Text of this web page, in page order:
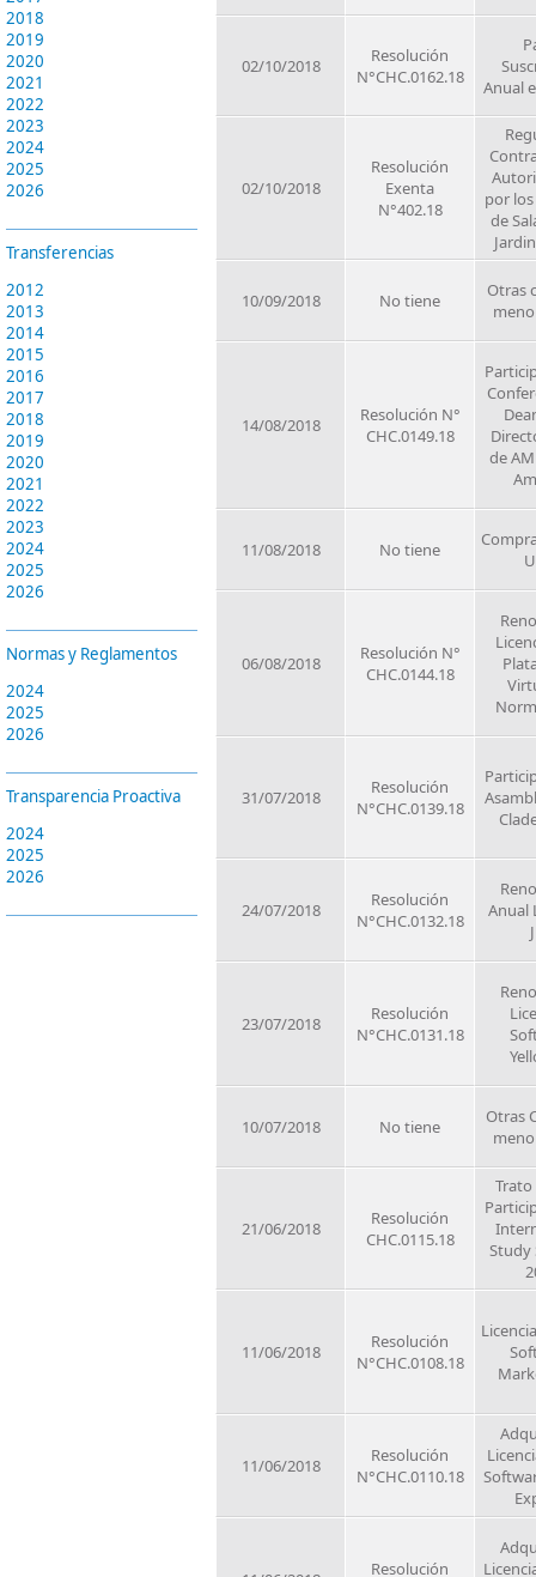
2018
2019
2020
2021
2022
2023
2024
2025
2026
Transferencias
2012
2013
2014
2015
2016
2017
2018
2019
2020
2021
2022
2023
2024
2025
2026
Normas y Reglamentos
2024
2025
2026
Transparencia Proactiva
2024
2025
2026
02/10/2018
Resolución
N°CHC.0162.18
Anual
02/10/2018
Resolución
Exenta
N°402.18
por
de
10/09/2018 No tiene
Otras
14/08/2018
Resolución N°
CHC.0149.18
de
11/08/2018 No tiene
06/08/2018
Resolución N°
CHC.0144.18
31/07/2018
Resolución
N°CHC.0139.18
24/07/2018
Resolución
N°CHC.0132.18
Anual
23/07/2018
Resolución
N°CHC.0131.18
10/07/2018 No tiene
Otras
21/06/2018
Resolución
CHC.0115.18
Study
11/06/2018
Resolución
N°CHC.0108.18
11/06/2018
Resolución
N°CHC.0110.18
Resolución